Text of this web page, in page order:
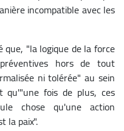
incompatible avec les
que, "la logique de la force
hors de tout
ni tolérée" au sein
qu'"une fois de plus, ces
chose qu'une action
la paix".